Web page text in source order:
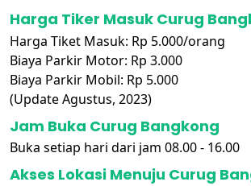
Harga Tiker Masuk Curug
Harga Tiket Masuk: Rp 5.000/orang
Biaya Parkir Motor: Rp 3.000
Biaya Parkir Mobil: Rp 5.000
(Update Agustus, 2023)
Jam Buka Curug Bangkong
Buka setiap hari dari jam 08.00 - 16.00
Akses Lokasi Menuju Curug